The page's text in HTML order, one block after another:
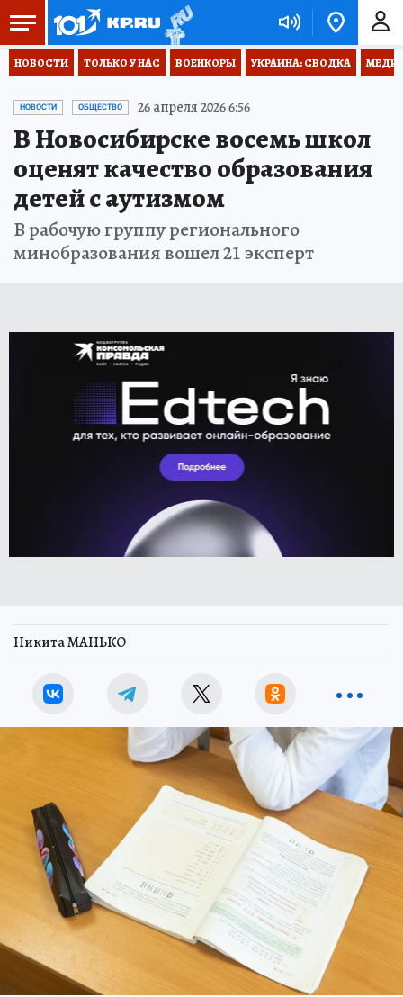
НОВОСТИ ТОЛЬКО У НАС ВОЕНКОРЫ УКРАИНА: СВОДКА
НОВОСТИ ОБЩЕСТВО 26 апреля 2026 6:56
В Новосибирске восемь школ
оценят качество образования
детей с аутизмом
В рабочую группу регионального
минобразования вошел 21 эксперт
Никита МАНЬКО